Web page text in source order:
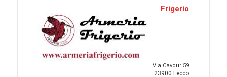
Frigerio
Via Cavour 59
23900 Lecco